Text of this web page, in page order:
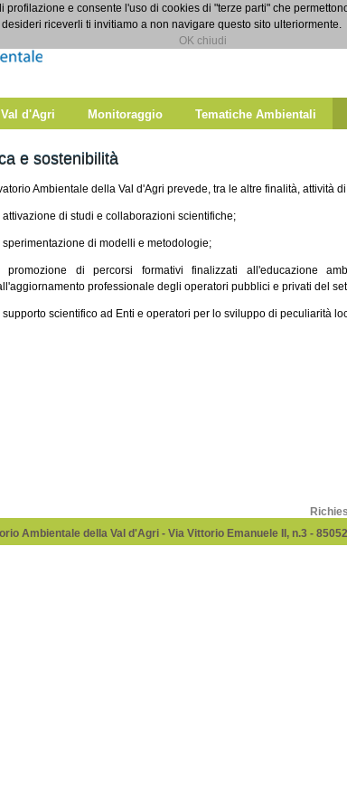
d'Agri Monitoraggio Tematiche Ambientali
e sostenibilità
Ambientale della Val d'Agri prevede, tra le altre finalità, attività di
attivazione di studi e collaborazioni scientifiche;
sperimentazione di modelli e metodologie;
promozione di percorsi formativi finalizzati all'educazione
professionale degli operatori pubblici e privati del
supporto scientifico ad Enti e operatori per lo sviluppo di peculiarità
Ambientale della Val d'Agri - Via Vittorio Emanuele II, n.3 -
profilazione e consente l'uso di cookies di "terze parti" che
riceverli ti invitiamo a non navigare questo sito ulteriormente.
OK chiudi